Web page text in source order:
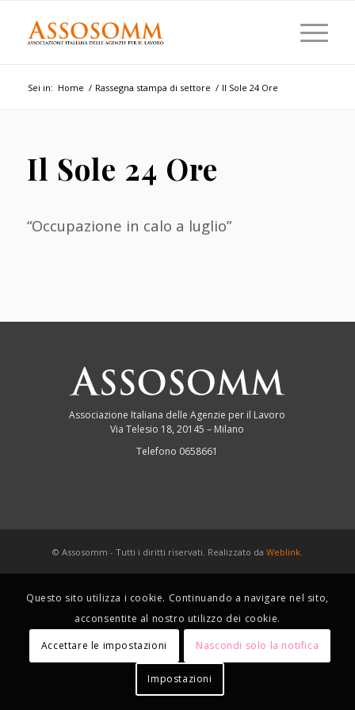
Sei in: Home / Rassegna stampa di settore / Il Sole 24 Ore
Il Sole 24 Ore
“Occupazione in calo a luglio”
Associazione Italiana delle Agenzie per il Lavoro
Via Telesio 18, 20145 – Milano
Telefono 0658661
© Assosomm - Tutti i diritti riservati. Realizzato da Weblink.
Questo sito utilizza i cookie. Continuando a navigare nel sito,
acconsentite al nostro utilizzo dei cookie.
Accettare le impostazioni Nascondi solo la notifica
Impostazioni